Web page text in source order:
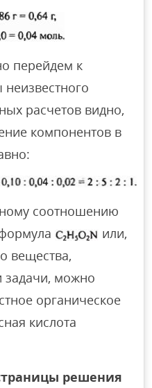
перейдем к
расчетов видно,
компонентов в
соотношению
или,
вещества,
задачи, можно
органическое
кислота
решения